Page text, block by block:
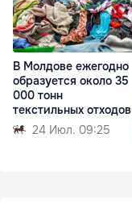
В Молдове ежегодно
образуется около 35
000 тонн
текстильных отходов
24 Июл. 09:25